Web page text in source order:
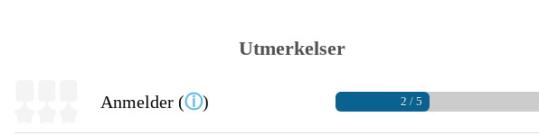
Utmerkelser
Anmelder (ⓘ) 2 / 5